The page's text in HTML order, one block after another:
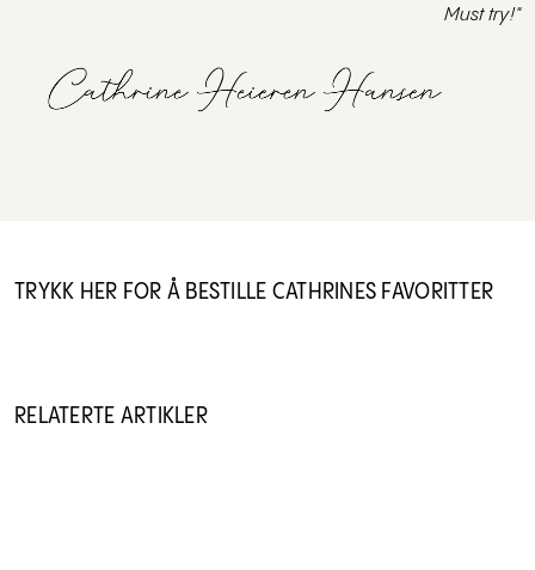
Must try!"
TRYKK HER FOR Å BESTILLE CATHRINES FAVORITTER
RELATERTE ARTIKLER